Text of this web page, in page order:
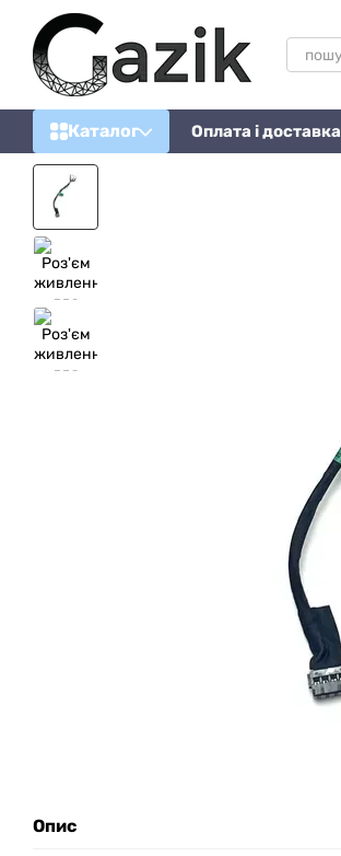
Перейти до основного контенту
Каталог Оплата і доставка
Опис